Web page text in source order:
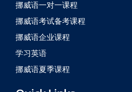
m
挪威语一对一课程
挪威语考试备考课程
挪威语企业课程
学习英语
挪威语夏季课程